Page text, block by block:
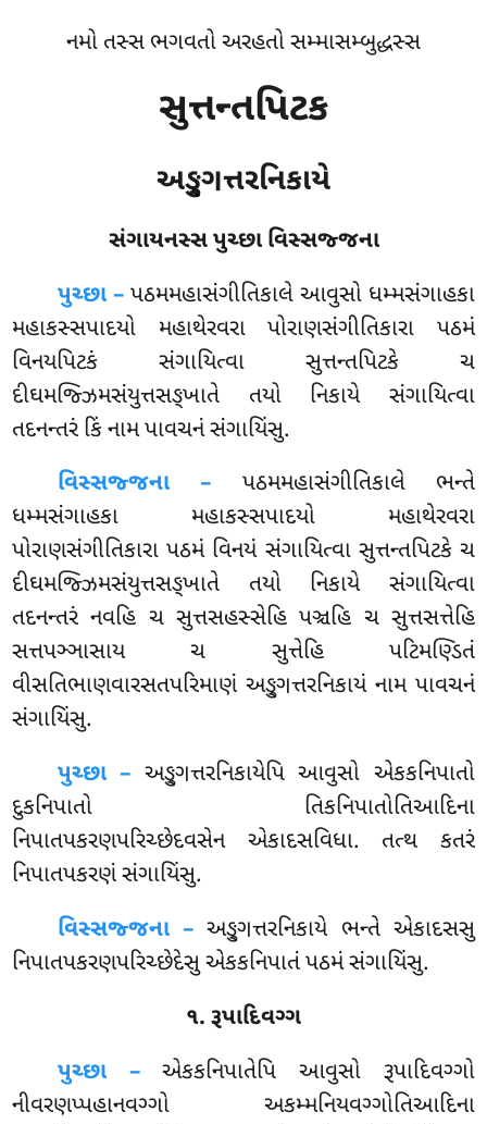
નમો તસ્સ ભગવતો અરહતો સમ્માસમ્બુદ્ધસ્સ
સુત્તન્તપિટક
અઙ્ગુત્તરનિકાયે
સંગાયનસ્સ પુચ્છા વિસ્સજ્જના
પુચ્છા –પઠમમહાસંગીતિકાલે આવુસો ધમ્મસંગાહકા
મહાકસ્સપાદયો મહાથેરવરા પોરાણસંગીતિકારા પઠમં
વિનયપિટકં સંગાયિત્વા સુત્તન્તપિટકે ચ
દીઘમજ્ઝિમસંયુત્તસઙ્ખાતે તયો નિકાયે સંગાયિત્વા
તદનન્તરં કિં નામ પાવચનં સંગાયિંસુ.
વિસ્સજ્જના – પઠમમહાસંગીતિકાલે ભન્તે
ધમ્મસંગાહકા મહાકસ્સપાદયો મહાથેરવરા
પોરાણસંગીતિકારા પઠમં વિનયં સંગાયિત્વા સુત્તન્તપિટકે ચ
દીઘમજ્ઝિમસંયુત્તસઙ્ખાતે તયો નિકાયે સંગાયિત્વા
તદનન્તરં નવહિ ચ સુત્તસહસ્સેહિ પઞ્ચહિ ચ સુત્તસત્તેહિ
સત્તપઞ્ઞાસાય ચ સુત્તેહિ પટિમણ્ડિતં
વીસતિભાણવારસતપરિમાણં અઙ્ગુત્તરનિકાયં નામ પાવચનં
સંગાયિંસુ.
પુચ્છા – અઙ્ગુત્તરનિકાયેપિઆવુસો એકકનિપાતો
દુકનિપાતો તિકનિપાતોતિઆદિના
નિપાતપકરણપરિચ્છેદવસેન એકાદસવિધા. તત્થ કતરં
નિપાતપકરણં સંગાયિંસુ.
વિસ્સજ્જના – અઙ્ગુત્તરનિકાયે ભન્તે એકાદસસુ
નિપાતપકરણપરિચ્છેદેસુ એકકનિપાતં પઠમં સંગાયિંસુ.
૧. રૂપાદિવગ્ગ
પુચ્છા –એકકનિપાતેપિઆવુસો રૂપાદિવગ્ગો
નીવરણપ્પહાનવગ્ગો અકમ્મનિયવગ્ગોતિઆદિના